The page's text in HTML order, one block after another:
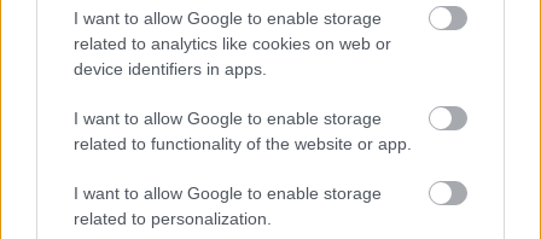
I want to allow Google to enable storage
related to analytics like cookies on web or
device identifiers in apps.
I want to allow Google to enable storage
related to functionality of the website or app.
I want to allow Google to enable storage
related to personalization.
Egy új kutatás szerint félelmetesen nagy kárt
okozhat, ha figyelmetlenül végig kattingatunk
Már a második évezred eleje óta elvárja rengeteg